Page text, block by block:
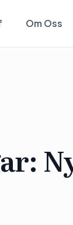
Om Oss